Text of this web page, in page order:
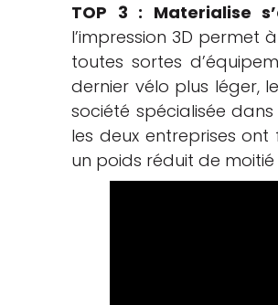
TOP 3 : Materialise
l’impression 3D permet
toutes sortes
dernier vélo plus léger,
société spécialisée
les deux entreprises
un poids réduit de moitié